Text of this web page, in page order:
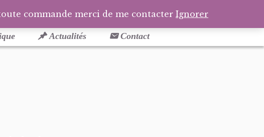
Facebook
Actualités Contact
commande merci de me contacter Ignorer